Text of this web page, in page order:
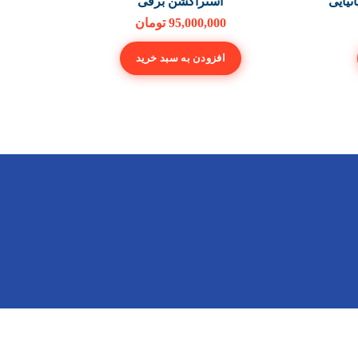
95,000,000 تومان
افزودن به سبد خرید